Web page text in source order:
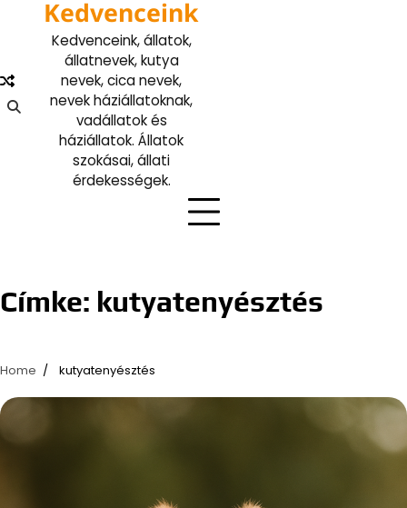
Kedvenceink
Kedvenceink, állatok,
állatnevek, kutya
nevek, cica nevek,
nevek háziállatoknak,
vadállatok és
háziállatok. Állatok
szokásai, állati
érdekességek.
Címke: kutyatenyésztés
Home kutyatenyésztés